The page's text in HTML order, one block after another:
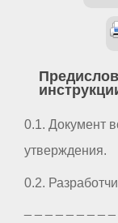
0.1. Документ
утверждения.
0.2.
_ _ _ _ _ _ _ _ _